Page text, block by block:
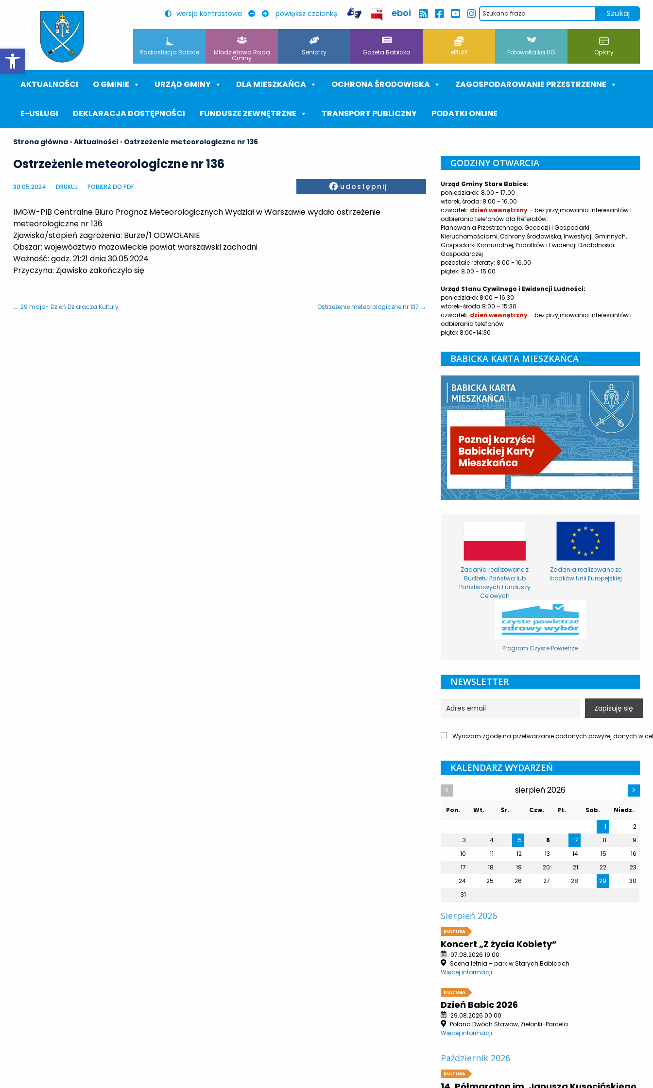
Otwórz pasek narzędzi
wersja kontrastowa powiększ czcionkę eboi
Radiostacja Babice Młodzieżowa Rada
Gminy
Seniorzy Gazeta Babicka ePUAP Fotowoltaika UG Opłaty
AKTUALNOŚCI O GMINIE URZĄD GMINY DLA MIESZKAŃCA OCHRONA ŚRODOWISKA ZAGOSPODAROWANIE PRZESTRZENNE
E-USŁUGI DEKLARACJA DOSTĘPNOŚCI FUNDUSZE ZEWNĘTRZNE TRANSPORT PUBLICZNY PODATKI ONLINE
Strona główna >Aktualności > Ostrzeżenie meteorologiczne nr 136
Ostrzeżenie meteorologiczne nr 136
30.05.2024 DRUKUJ POBIERZ DO PDF Facebook
udostępnij
IMGW-PIB Centralne Biuro Prognoz Meteorologicznych Wydział w Warszawie wydało ostrzeżenie
meteorologiczne nr 136
Zjawisko/stopień zagrożenia: Burze/1 ODWOŁANIE
Obszar: województwo mazowieckie powiat warszawski zachodni
Ważność: godz. 21:21 dnia 30.05.2024
Przyczyna: Zjawisko zakończyło się
← 29 maja- Dzień Działacza Kultury Ostrzeżenie meteorologiczne nr 137 →
GODZINY OTWARCIA
Urząd Gminy Stare Babice:
poniedziałek: 8.00 - 17.00
wtorek, środa: 8.00 - 16.00
czwartek: dzień wewnętrzny– bez przyjmowania interesantów i
odbierania telefonów dla Referatów:
Planowania Przestrzennego, Geodezji i Gospodarki
Nieruchomościami, Ochrony Środowiska, Inwestycji Gminnych,
Gospodarki Komunalnej, Podatków i Ewidencji Działalności
Gospodarczej
pozostałe referaty: 8.00 - 16.00
piątek: 8.00 - 15.00
Urząd Stanu Cywilnego i Ewidencji Ludności:
poniedziałek 8:00 – 16:30
wtorek-środa 8:00 – 15:30
czwartek: dzień wewnętrzny– bez przyjmowania interesantów i
odbierania telefonów
piątek 8:00-14:30
BABICKA KARTA MIESZKAŃCA
Zadania realizowane z
Budżetu Państwa lub
Państwowych Funduszy
Celowych
Zadania realizowane ze
środków Unii Europejskiej
Program Czyste Powietrze
NEWSLETTER
Wyrażam zgodę na przetwarzanie podanych powyżej danych w
KALENDARZ WYDARZEŃ
< sierpień 2026 >
Pon. Wt. Śr. Czw. Pt. Sob.
Niedz.
1
2
3
4 5 6 7 8
9
10
11 12 13 14 15
16
17
18 19 20 21 22
23
24
25 26 27 28 29
30
31
Sierpień 2026
KULTURA
Koncert „Z życia Kobiety”
07.08.2026 19:00
Scena letnia – park w Starych Babicach
Więcej informacji
KULTURA
Dzień Babic 2026
29.08.2026 00:00
Polana Dwóch Stawów, Zielonki-Parcela
Więcej informacji
Październik 2026
KULTURA